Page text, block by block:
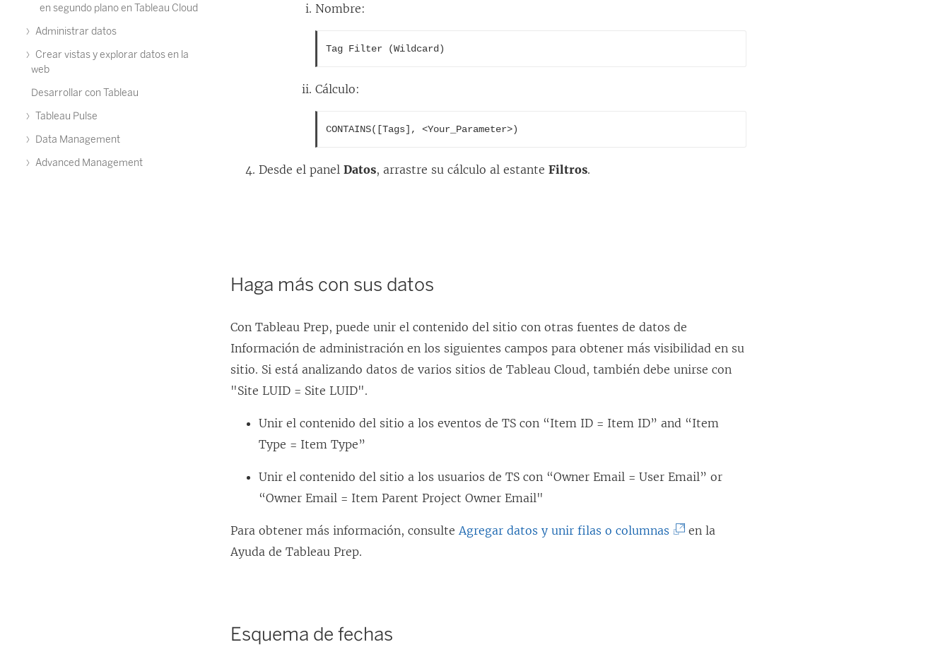
en segundo plano en Tableau Cloud
Administrar datos
Crear vistas y explorar datos en la
web
Desarrollar con Tableau
Tableau Pulse
Data Management
Advanced Management
u
Nombre:
Tag Filter (Wildcard)
Cálculo:
CONTAINS([Tags], <Your_Parameter>)
Desde el panelDatos, arrastre su cálculo al estanteFiltros.
Haga más con sus datos
Con Tableau Prep, puede unir el contenido del sitio con otras fuentes de datos de
Información de administración en los siguientes campos para obtener más visibilidad en su
sitio. Si está analizando datos de varios sitios de Tableau Cloud, también debe unirse con
"Site LUID = Site LUID".
Unir el contenido del sitio a los eventos de TS con “Item ID = Item ID” and “Item
Type = Item Type”
Unir el contenido del sitio a los usuarios de TS con “Owner Email = User Email” or
“Owner Email = Item Parent Project Owner Email"
Para obtener más información, consulteAgregar datos y unir filas o columnas (
en la
Ayuda de Tableau Prep.
Esquema de fechas